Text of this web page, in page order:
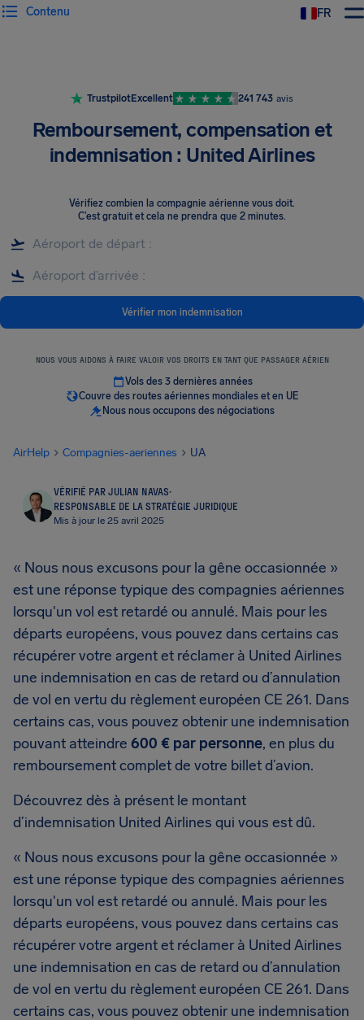
FR
Contenu
TrustpilotExcellent 241 743 avis
Remboursement, compensation et
indemnisation : United Airlines
Vérifiez combien la compagnie aérienne vous doit.
C’est gratuit et cela ne prendra que 2 minutes.
Vérifier mon indemnisation
NOUS VOUS AIDONS À FAIRE VALOIR VOS DROITS EN TANT QUE PASSAGER AÉRIEN
Vols des 3 dernières années
Couvre des routes aériennes mondiales et en UE
Nous nous occupons des négociations
AirHelp Compagnies-aeriennes UA
VÉRIFIÉ PAR JULIAN NAVAS·
RESPONSABLE DE LA STRATÉGIE JURIDIQUE
Mis à jour le 25 avril 2025
« Nous nous excusons pour la gêne occasionnée »
est une réponse typique des compagnies aériennes
lorsqu'un vol est retardé ou annulé. Mais pour les
départs européens, vous pouvez dans certains cas
récupérer votre argent et réclamer à United Airlines
une indemnisation en cas de retard ou d’annulation
de vol en vertu du règlement européen CE 261. Dans
certains cas, vous pouvez obtenir une indemnisation
pouvant atteindre 600 € par personne, en plus du
remboursement complet de votre billet d’avion.
Découvrez dès à présent le montant
d’indemnisation United Airlines qui vous est dû.
« Nous nous excusons pour la gêne occasionnée »
est une réponse typique des compagnies aériennes
lorsqu'un vol est retardé ou annulé. Mais pour les
départs européens, vous pouvez dans certains cas
récupérer votre argent et réclamer à United Airlines
une indemnisation en cas de retard ou d’annulation
de vol en vertu du règlement européen CE 261. Dans
certains cas, vous pouvez obtenir une indemnisation